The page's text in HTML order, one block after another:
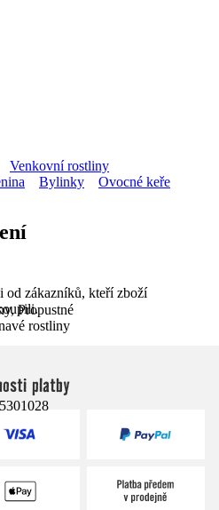
Propustné
rostliny
Venkovní rostliny
Bylinky
Ovocné keře
od zákazníků, kteří zboží
platby